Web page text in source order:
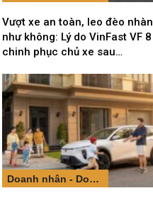
Vượt xe an toàn, leo đèo nhàn
như không: Lý do VinFast VF 8
chinh phục chủ xe sau…
Doanh nhân - Doanh nghiệp